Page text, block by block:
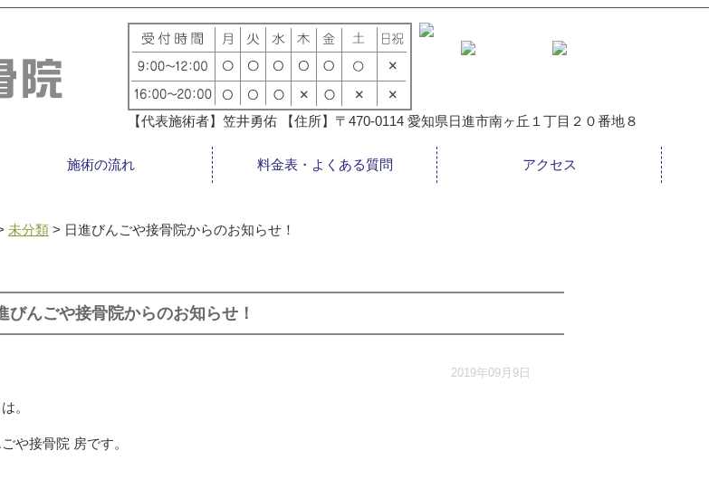
【代表施術者】笠井勇佑 【住所】〒470-0114 愛知県日進市南ヶ丘１丁目２０番地８
施術の流れ 料金表・よくある質問 アクセス
未分類 > 日進びんごや接骨院からのお知らせ！
びんごや接骨院からのお知らせ！
2019年09月9日
。
や接骨院 房です。